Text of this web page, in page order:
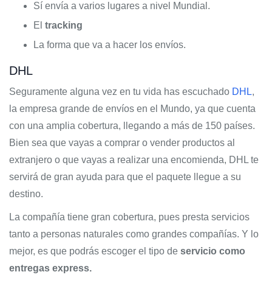
Sí envía a varios lugares a nivel Mundial.
El tracking
La forma que va a hacer los envíos.
DHL
Seguramente alguna vez en tu vida has escuchado DHL,
la empresa grande de envíos en el Mundo, ya que cuenta
con una amplia cobertura, llegando a más de 150 países.
Bien sea que vayas a comprar o vender productos al
extranjero o que vayas a realizar una encomienda, DHL te
servirá de gran ayuda para que el paquete llegue a su
destino.
La compañía tiene gran cobertura, pues presta servicios
tanto a personas naturales como grandes compañías. Y lo
mejor, es que podrás escoger el tipo de servicio como
entregas express.